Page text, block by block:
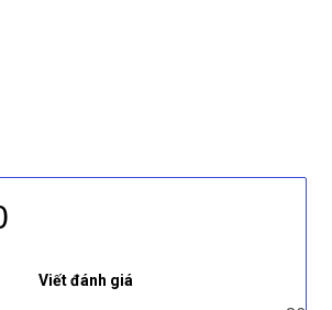
Viết đánh giá